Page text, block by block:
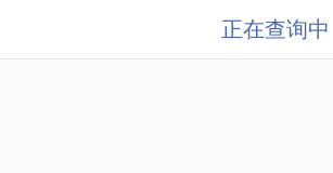
正在查询中